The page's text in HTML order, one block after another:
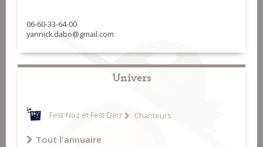
06-60-33-64-00
yannick.dabo@gmail.com
Univers
Fest-Noz et Fest-Deiz Chanteurs
Tout l'annuaire